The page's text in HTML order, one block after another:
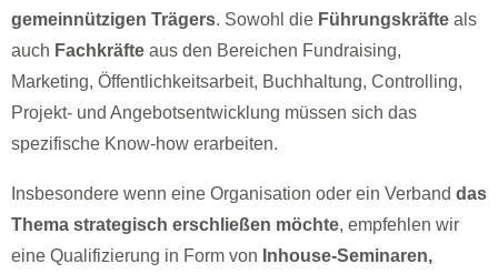
gemeinnützigen Trägers. Sowohl die Führungskräfteals
auch Fachkräfteaus den Bereichen Fundraising,
Marketing, Öffentlichkeitsarbeit, Buchhaltung, Controlling,
Projekt- und Angebotsentwicklung müssen sich das
spezifische Know-how erarbeiten.
Insbesondere wenn eine Organisation oder ein Verband das
Thema strategisch erschließen möchte, empfehlen wir
eine Qualifizierung in Form von Inhouse-Seminaren,